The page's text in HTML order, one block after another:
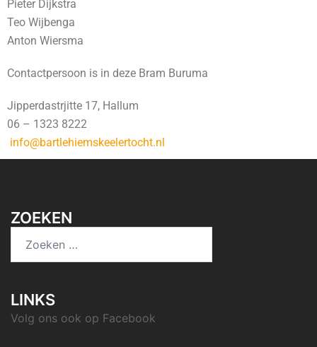
Pieter Dijkstra
Teo Wijbenga
Anton Wiersma
Contactpersoon is in deze Bram Buruma
Jipperdastrjitte 17, Hallum
06 – 1323 8222
info@bartlehiemskeelertocht.nl
ZOEKEN
LINKS
Volg ons ook op Facebook